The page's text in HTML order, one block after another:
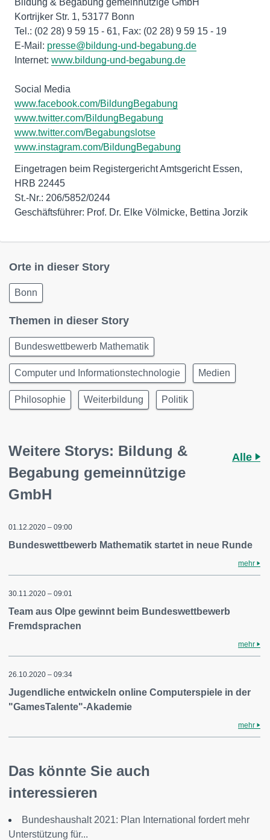
Bildung & Begabung gemeinnützige GmbH
Kortrijker Str. 1, 53177 Bonn
Tel.: (02 28) 9 59 15 - 61, Fax: (02 28) 9 59 15 - 19
E-Mail: presse@bildung-und-begabung.de
Internet: www.bildung-und-begabung.de
www.facebook.com/BildungBegabung
www.twitter.com/BildungBegabung
www.twitter.com/Begabungslotse
www.instagram.com/BildungBegabung
Eingetragen beim Registergericht Amtsgericht Essen,
HRB 22445
St.-Nr.: 206/5852/0244
Geschäftsführer: Prof. Dr. Elke Völmicke, Bettina Jorzik
Orte in dieser Story
Bonn
Themen in dieser Story
Bundeswettbewerb Mathematik
Computer und Informationstechnologie Medien
Philosophie Weiterbildung Politik
Weitere Storys: Bildung &
Begabung gemeinnützige
GmbH
Alle
01.12.2020 – 09:00
Bundeswettbewerb Mathematik startet in neue Runde
mehr
30.11.2020 – 09:01
Team aus Olpe gewinnt beim Bundeswettbewerb
Fremdsprachen
mehr
26.10.2020 – 09:34
Jugendliche entwickeln online Computerspiele in der
"GamesTalente"-Akademie
mehr
Das könnte Sie auch
interessieren
Bundeshaushalt 2021: Plan International fordert mehr
Unterstützung für...